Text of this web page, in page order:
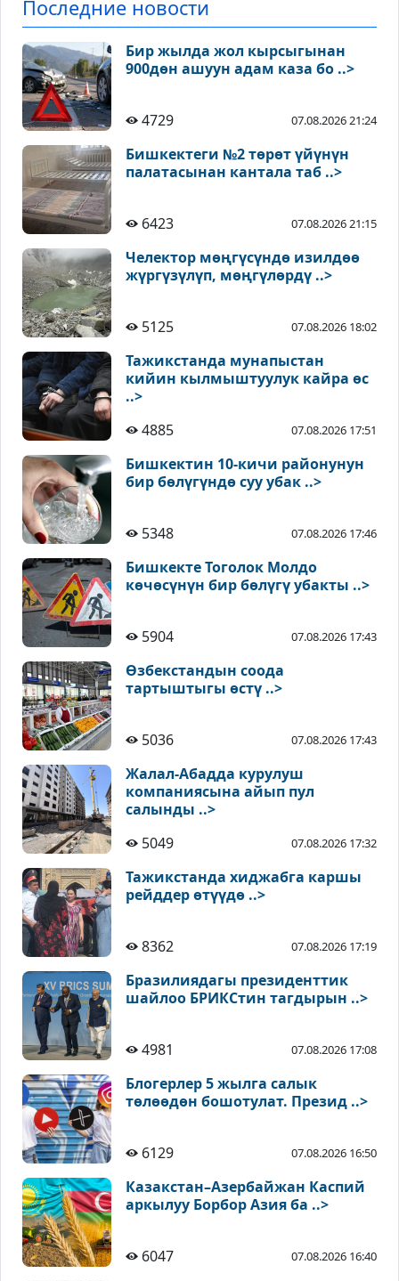
Последние новости
Бир жылда жол кырсыгынан
900дөн ашуун адам каза бо ..>
4729 07.08.2026 21:24
Бишкектеги №2 төрөт үйүнүн
палатасынан кантала таб ..>
6423 07.08.2026 21:15
Челектор мөңгүсүндө изилдөө
жүргүзүлүп, мөңгүлөрдү ..>
5125 07.08.2026 18:02
Тажикстанда мунапыстан
кийин кылмыштуулук кайра өс
..>
4885
07.08.2026 17:51
Бишкектин 10-кичи районунун
бир бөлүгүндө суу убак ..>
5348 07.08.2026 17:46
Бишкекте Тоголок Молдо
көчөсүнүн бир бөлүгү убакты ..>
5904 07.08.2026 17:43
Өзбекстандын соода
тартыштыгы өстү ..>
5036 07.08.2026 17:43
Жалал-Абадда курулуш
компаниясына айып пул
салынды ..>
5049
07.08.2026 17:32
Тажикстанда хиджабга каршы
рейддер өтүүдө ..>
8362 07.08.2026 17:19
Бразилиядагы президенттик
шайлоо БРИКСтин тагдырын ..>
4981 07.08.2026 17:08
Блогерлер 5 жылга салык
төлөөдөн бошотулат. Презид ..>
6129 07.08.2026 16:50
Казакстан–Азербайжан Каспий
аркылуу Борбор Азия ба ..>
6047 07.08.2026 16:40